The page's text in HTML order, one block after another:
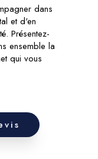
dans
et d'en
Présentez-
ensemble la
qui vous